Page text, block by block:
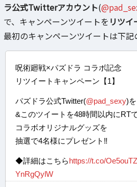
ラ公式Twitterアカウント(
で、キャンペーンツイートを リツイ
最初のキャンペーンツイートは下記
呪術廻戦×パズドラ コラボ記念
リツイートキャンペーン【1】
パズドラ公式Twitter(@pad_sexy)
&このツイートを48時間以内にRT
コラボオリジナルグッズを
抽選で4名様にプレゼント‼️
◆詳細はこちらhttps://t.co/
YnRgQylW